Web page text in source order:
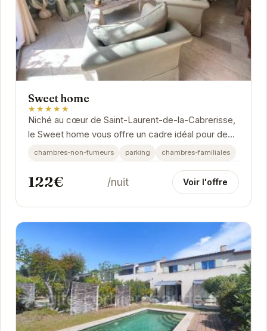
Sweet home
★★★★★
Niché au cœur de Saint-Laurent-de-la-Cabrerisse,
le Sweet home vous offre un cadre idéal pour des
vacances reposantes. Profitez du calme et de la...
chambres-non-fumeurs parking chambres-familiales
122€ /nuit Voir l'offre